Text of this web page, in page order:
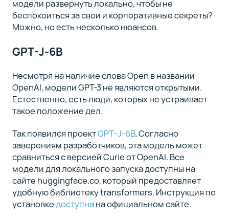
модели развернуть локально, чтобы не
беспокоиться за свои и корпоративные секреты?
Можно, но есть несколько нюансов.
GPT-J-6B
Несмотря на наличие слова Open в названии
OpenAI, модели GPT-3 не являются открытыми.
Естественно, есть люди, которых не устраивает
такое положение дел.
Так появился проектGPT-J-6B. Согласно
заверениям разработчиков, эта модель может
сравниться с версией Curie от OpenAI. Все
модели для локального запуска доступны на
сайте huggingface.co, который предоставляет
удобную библиотеку transformers. Инструкция по
установкедоступнана официальном сайте.